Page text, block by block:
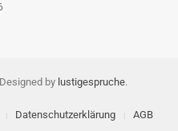
by lustigespruche.
Datenschutzerklärung AGB